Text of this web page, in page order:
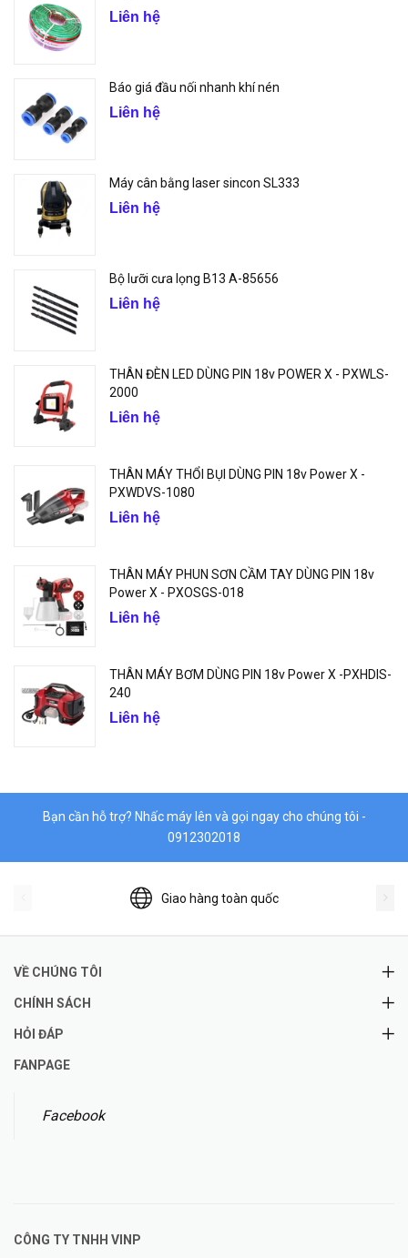
Liên hệ
Báo giá đầu nối nhanh khí nén
Liên hệ
Máy cân bằng laser sincon SL333
Liên hệ
Bộ lưỡi cưa lọng B13 A-85656
Liên hệ
THÂN ĐÈN LED DÙNG PIN 18v POWER X - PXWLS-
2000
Liên hệ
THÂN MÁY THỔI BỤI DÙNG PIN 18v Power X -
PXWDVS-1080
Liên hệ
THÂN MÁY PHUN SƠN CẦM TAY DÙNG PIN 18v
Power X - PXOSGS-018
Liên hệ
THÂN MÁY BƠM DÙNG PIN 18v Power X -PXHDIS-
240
Liên hệ
Bạn cần hỗ trợ? Nhấc máy lên và gọi ngay cho chúng tôi -
0912302018
Giao hàng toàn quốc
VỀ CHÚNG TÔI
CHÍNH SÁCH
HỎI ĐÁP
FANPAGE
Facebook
CÔNG TY TNHH VINP